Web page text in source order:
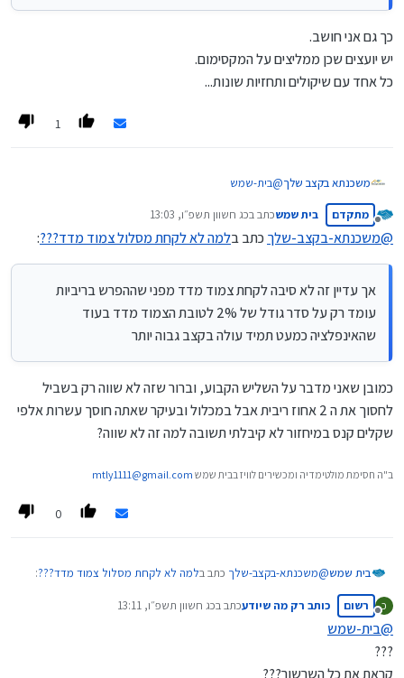
היוון [לאחר שנה 10% הנחה, לאחר שנתיים 20% וכן
כך גם אני חושב.
יש יועצים שכן ממליצים על המקסימום.
כל אחד עם שיקולים ותחזיות שונות...
1
משכנתא בקצב שלך@בית-שמש
לא רלוונטי לגבי שתי שלישי המשכנתא שאינם במסלולי
קבועות ששם העמלות היוון יחסית מזעריות.
קל"צ יהיה עמלות היוון באם הריביות ירדו, אך עדיין זה לא
סיבה לקחת צמוד מדד מפני שההפרש בריביות עומד רק על
כמעט תמיד עולה בקצב גבוה יותר.
מה שכן מומלץ זה לשלב בתמהיל חלק בהלוואת זכאות [למי
שיהיה לכל המשכנתא הנחות בעמלות היוון [לאחר שנה 10%
הנחה, לאחר שנתיים 20% וכן הלאה עד ל-40% הנחה]
מנותק
מתקדם בית שמשכתב בכג חשוון תשפ״ו, 13:03
נערך לאחרונה על ידי
@משכנתא-בקצב-שלךכתב בלמה לא לקחת מסלול צמוד מדד???:
אך עדיין זה לא סיבה לקחת צמוד מדד מפני שההפרש בריביות
עומד רק על סדר גודל של 2% לטובת הצמוד מדד בעוד
שהאינפלציה כמעט תמיד עולה בקצב גבוה יותר
כמובן שאני מדבר על השליש הקבוע, וברור שזה לא שווה רק בשביל
לחסוך את ה 2 אחוז ריבית אבל במכלול ובעיקר שאתה חוסך עשרות אלפי
שקלים קנס במיחזור לא קיבלתי תשובה למה זה לא שווה?
ב"ה חסימת מולטימדיה ומכשירים לוויז בבית שמש mtly1111@gmail.com
0
בית שמש@משכנתא-בקצב-שלך כתב בלמה לא לקחת מסלול צמוד מדד???:
שהאינפלציה כמעט תמיד עולה בקצב גבוה יותר
כמובן שאני מדבר על השליש הקבוע, וברור שזה לא שווה רק בשביל
כ
מנותק
רשום כותב רק מה שיודעכתב בכג חשוון תשפ״ו, 13:11
נערך לאחרונה על ידי
@בית-שמש
???
קראת את כל השרשור???